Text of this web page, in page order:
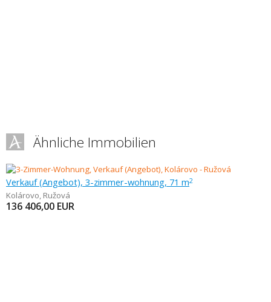
Ähnliche Immobilien
Verkauf (Angebot), 3-zimmer-wohnung, 71 m2
Kolárovo, Ružová
136 406,00 EUR